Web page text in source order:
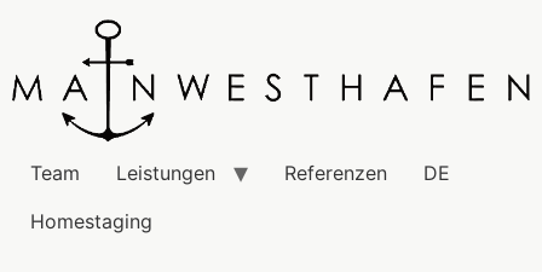
Team Leistungen Referenzen
DE
Homestaging